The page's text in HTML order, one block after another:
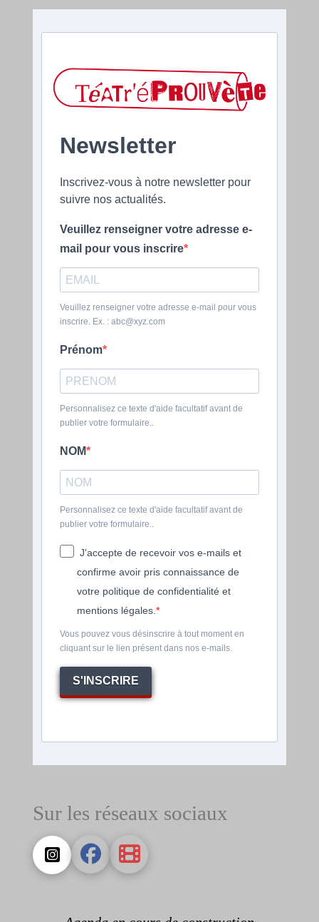
Newsletter
Inscrivez-vous à notre newsletter pour
suivre nos actualités.
Veuillez renseigner votre adresse e-
mail pour vous inscrire
Veuillez renseigner votre adresse e-mail pour vous
inscrire. Ex. : abc@xyz.com
Prénom
Personnalisez ce texte d'aide facultatif avant de
publier votre formulaire..
NOM
Personnalisez ce texte d'aide facultatif avant de
publier votre formulaire..
J'accepte de recevoir vos e-mails et
confirme avoir pris connaissance de
votre politique de confidentialité et
mentions légales.
Vous pouvez vous désinscrire à tout moment en
cliquant sur le lien présent dans nos e-mails.
S'INSCRIRE
Sur les réseaux sociaux